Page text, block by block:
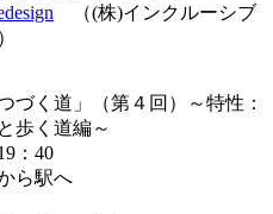
（(株)インクルーシブ
づく道」（第４回）～特性：
歩く道編～
：40
ら駅へ